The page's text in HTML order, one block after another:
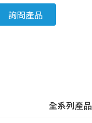
詢問產品
全系列產品